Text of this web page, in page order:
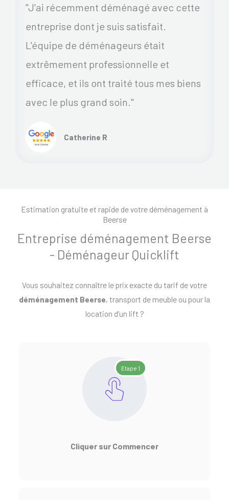
"J'ai récemment déménagé avec cette
entreprise dont je suis satisfait.
L'équipe de déménageurs était
extrêmement professionnelle et
efficace, et ils ont traité tous mes biens
avec le plus grand soin."
Catherine R
Estimation gratuite et rapide de votre déménagement à
Beerse
Entreprise déménagement Beerse
- Déménageur Quicklift
Vous souhaitez connaître le prix exacte du tarif de votre
déménagement Beerse, transport de meuble ou pour la
location d’un lift ?
Etape 1
Cliquer sur Commencer